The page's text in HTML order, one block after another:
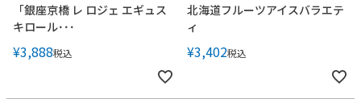
「銀座京橋 レ ロジェ エギュス
キロール･･･
¥3,888税込
北海道フルーツアイスバラエテ
ィ
¥3,402税込